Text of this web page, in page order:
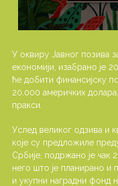
У оквиру Jавног позива
економији, изабрано је
ће добити финансијску
20.000 америчких
пракси.
Услед великог одзива и
које су предложиле
Србије, подржано је чак
него што је планирано и
и укупни наградни фонд